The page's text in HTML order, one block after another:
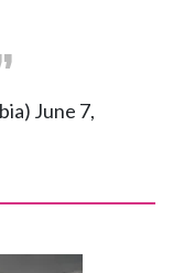
June 7,